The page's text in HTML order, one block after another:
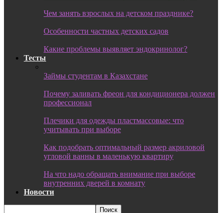
Чем занять взрослых на детском празднике?
Особенности частных детских садов
Какие проблемы выявляет эндокринолог?
Тесты
Займы студентам в Казахстане
Почему заливать фреон для кондиционера должен
профессионал
Плечики для одежды пластмассовые: что
учитывать при выборе
Как подобрать оптимальный размер акриловой
угловой ванны в маленькую квартиру
На что надо обращать внимание при выборе
внутренних дверей в комнату
Новости